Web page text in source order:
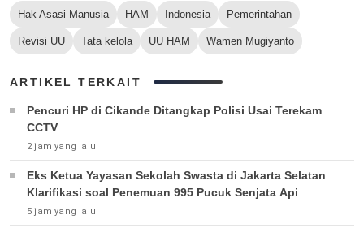
Hak Asasi Manusia HAM Indonesia Pemerintahan
Revisi UU Tata kelola UU HAM Wamen Mugiyanto
ARTIKEL TERKAIT
Pencuri HP di Cikande Ditangkap Polisi Usai Terekam
CCTV
2 jam yang lalu
Eks Ketua Yayasan Sekolah Swasta di Jakarta Selatan
Klarifikasi soal Penemuan 995 Pucuk Senjata Api
5 jam yang lalu